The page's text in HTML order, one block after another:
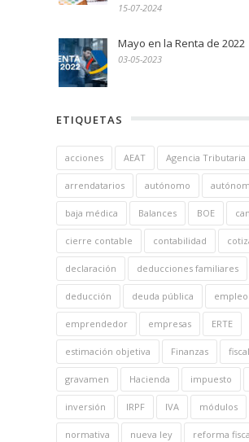
15-07-2024
Mayo en la Renta de 2022
03-05-2023
ETIQUETAS
acciones AEAT Agencia Tributaria
arrendatarios autónomo
baja médica Balances BOE
cierre contable contabilidad
declaración deducciones familiares
deducción deuda pública empleo
emprendedor empresas ERTE
estimación objetiva Finanzas fiscal
gravamen Hacienda impuesto
inversión IRPF IVA módulos
normativa nueva ley reforma